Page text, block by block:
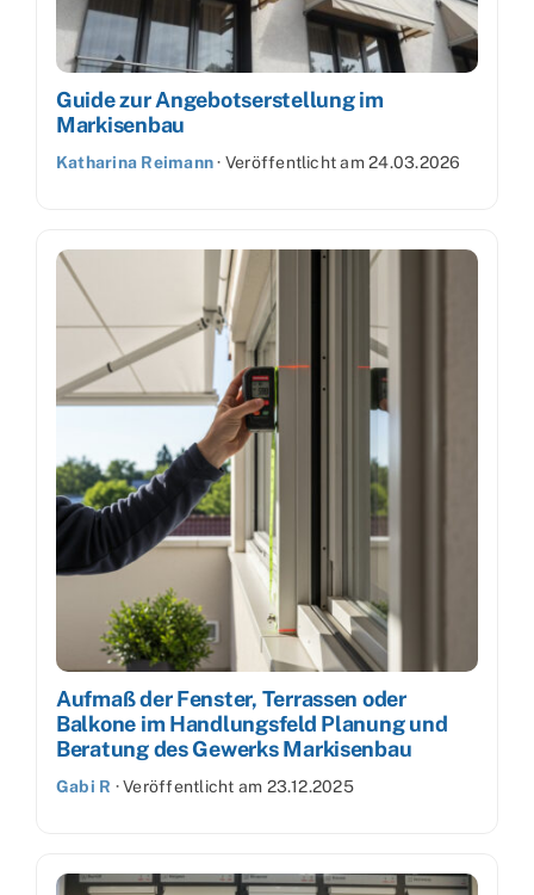
Guide zur Angebotserstellung im
Markisenbau
Katharina Reimann· Veröffentlicht am24.03.2026
Aufmaß der Fenster, Terrassen oder
Balkone im Handlungsfeld Planung und
Beratung des Gewerks Markisenbau
Gabi R ·Veröffentlicht am 23.12.2025